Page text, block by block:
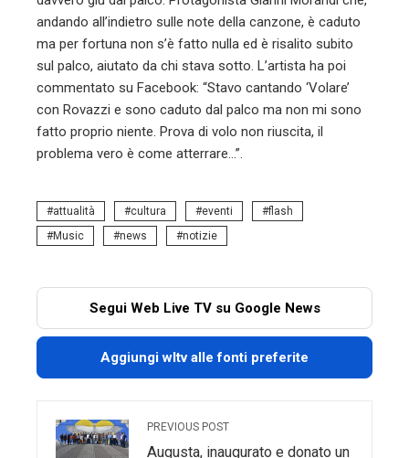
andando all’indietro sulle note della canzone, è caduto
ma per fortuna non s’è fatto nulla ed è risalito subito
sul palco, aiutato da chi stava sotto. L’artista ha poi
commentato su Facebook: “Stavo cantando ‘Volare’
con Rovazzi e sono caduto dal palco ma non mi sono
fatto proprio niente. Prova di volo non riuscita, il
problema vero è come atterrare…”.
attualità cultura eventi
flash
Music
news notizie
Segui Web Live TV su Google News
Aggiungi wltv alle fonti preferite
PREVIOUS POST
Augusta, inaugurato e donato un